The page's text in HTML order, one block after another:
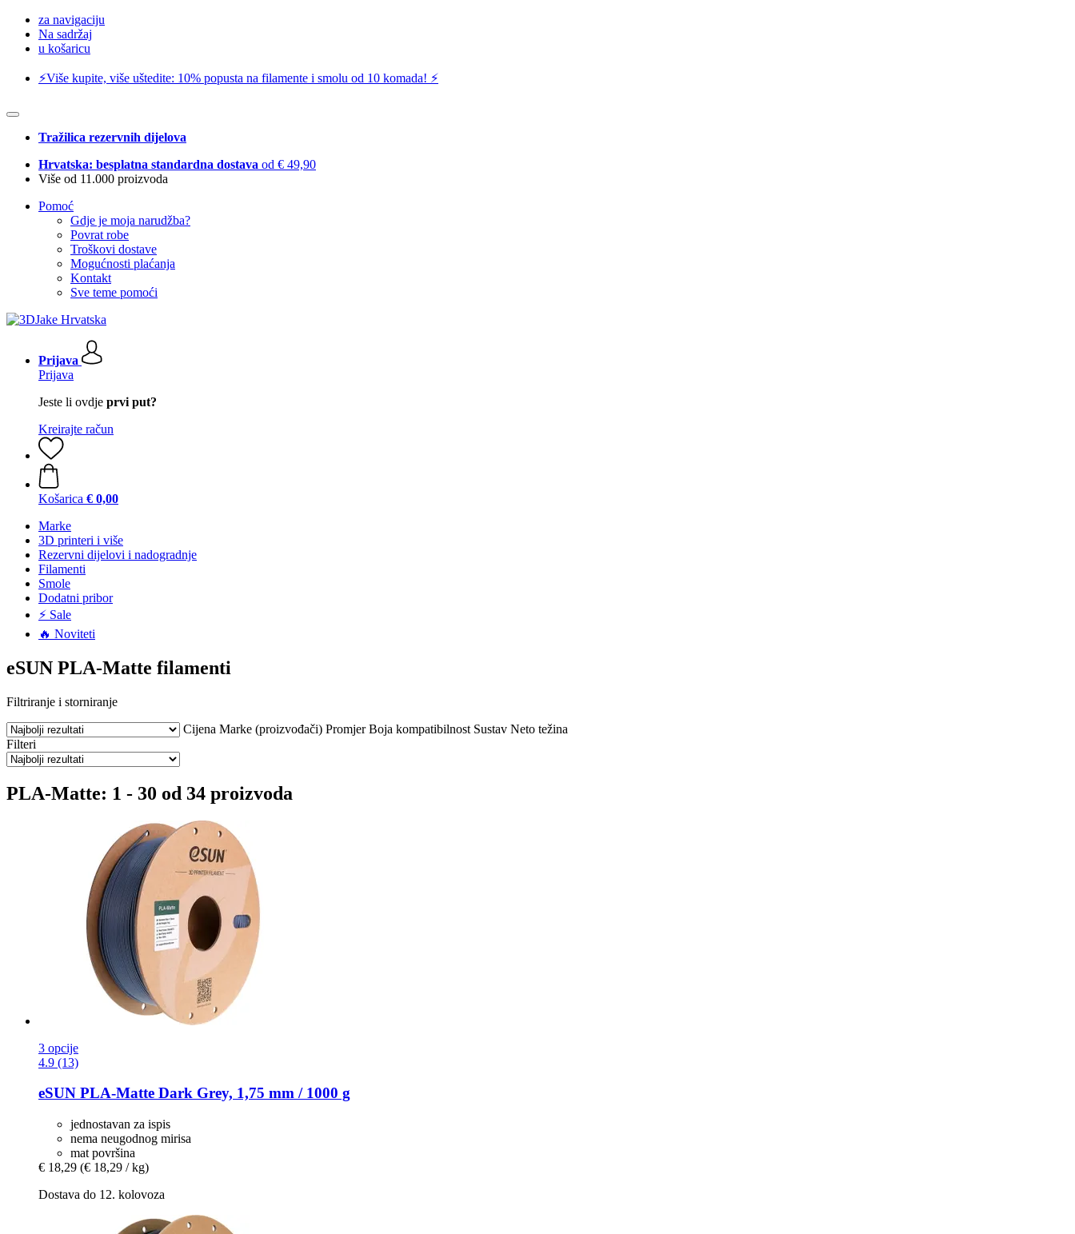
za navigaciju
Na sadržaj
u košaricu
⚡️Više kupite, više uštedite: 10% popusta na filamente i smolu od 10 komada! ⚡️
Tražilica rezervnih dijelova
Hrvatska: besplatna standardna dostava od € 49,90
Više od 11.000 proizvoda
Pomoć
Gdje je moja narudžba?
Povrat robe
Troškovi dostave
Mogućnosti plaćanja
Kontakt
Sve teme pomoći
Prijava
Prijava
Jeste li ovdje prvi put?
Kreirajte račun
Košarica € 0,00
Marke
3D printeri i više
Rezervni dijelovi i nadogradnje
Filamenti
Smole
Dodatni pribor
⚡ Sale
🔥 Noviteti
eSUN PLA-Matte filamenti
Filtriranje i storniranje
Cijena Marke (proizvođači) Promjer Boja kompatibilnost Sustav Neto težina
Filteri
PLA-Matte: 1 - 30 od 34 proizvoda
3 opcije
4.9 (13)
eSUN PLA-​Matte Dark Grey, 1,75 mm / 1000 g
jednostavan za ispis
nema neugodnog mirisa
mat površina
€ 18,29 (€ 18,29 / kg)
Dostava do 12. kolovoza